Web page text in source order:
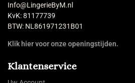
Info@LingerieByM.nl
KvK: 81177739
BTW: NL861971231B01
Klik hier voor onze openingstijden.
Klantenservice